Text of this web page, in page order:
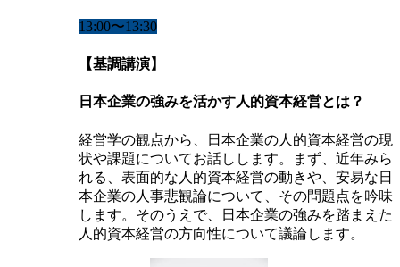
13:00〜13:30
【基調講演】
日本企業の強みを活かす人的資本経営とは？
経営学の観点から、日本企業の人的資本経営の現
状や課題についてお話しします。まず、近年みら
れる、表面的な人的資本経営の動きや、安易な日
本企業の人事悲観論について、その問題点を吟味
します。そのうえで、日本企業の強みを踏まえた
人的資本経営の方向性について議論します。